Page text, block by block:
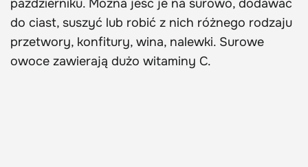
październiku. Można jeść je na surowo, dodawać
do ciast, suszyć lub robić z nich różnego rodzaju
przetwory, konfitury, wina, nalewki. Surowe
owoce zawierają dużo witaminy C.